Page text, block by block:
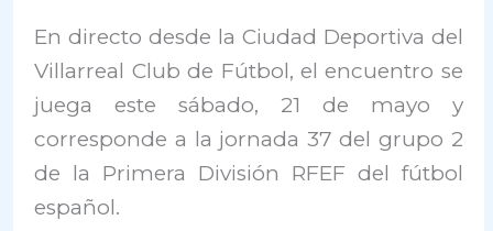
En directo desde la Ciudad Deportiva del
Villarreal Club de Fútbol, el encuentro se
juega este sábado, 21 de mayo y
corresponde a la jornada 37 del grupo 2
de la Primera División RFEF del fútbol
español.